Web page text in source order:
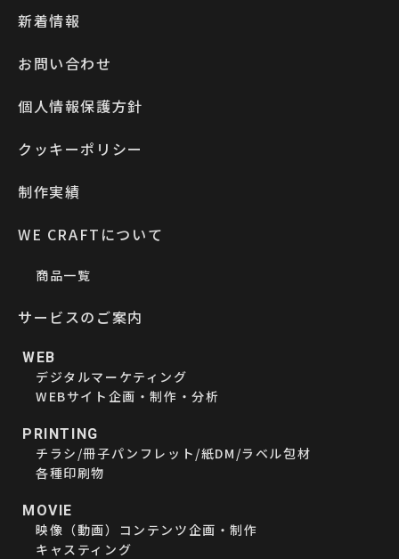
新着情報
お問い合わせ
個人情報保護方針
クッキーポリシー
制作実績
WE CRAFTについて
商品一覧
サービスのご案内
WEB
デジタルマーケティング
WEBサイト企画・制作・分析
PRINTING
チラシ/冊子パンフレット/紙DM/ラベル包材
各種印刷物
MOVIE
映像（動画）コンテンツ企画・制作
キャスティング